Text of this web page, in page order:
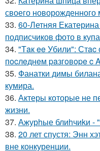
своего
33. 60-Летняя
подписчиков фото в
34. "Тaк ee Убили": Стac
пocлeднeм paзгoвope c
35. Фанатки димы
кумира.
36. Актеры которые не
жизни.
37. Ажурhые блиhчиkи -
38. 20 лет спустя: Энн
вне конкуренции.